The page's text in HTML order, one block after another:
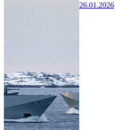
26.01.2026